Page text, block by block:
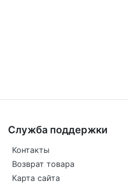
Служба поддержки
Контакты
Возврат товара
Карта сайта